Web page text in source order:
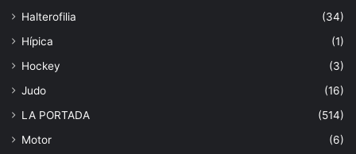
Halterofilia
(34)
Hípica
(1)
Hockey
(3)
Judo
(16)
LA PORTADA
(514)
Motor
(6)